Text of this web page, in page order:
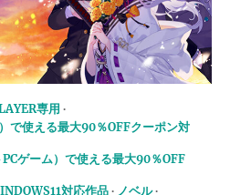
専用
で使える最大90％OFFクーポン対
ゲーム）で使える最大90％OFF
対応作品 ノベル